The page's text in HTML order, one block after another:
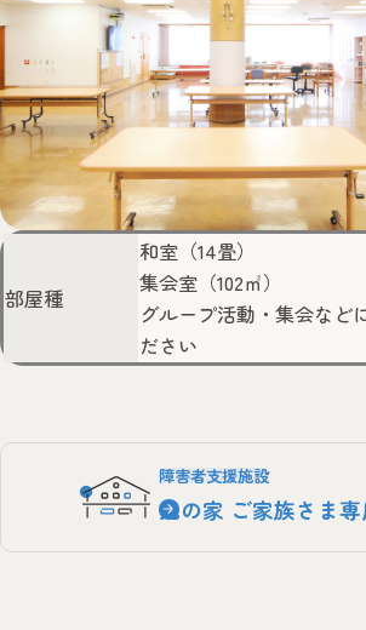
部屋種
和室（14畳）
集会室（102㎡）
グループ活動・集会など
ださい
障害者支援施設
光の家 ご家族さま専